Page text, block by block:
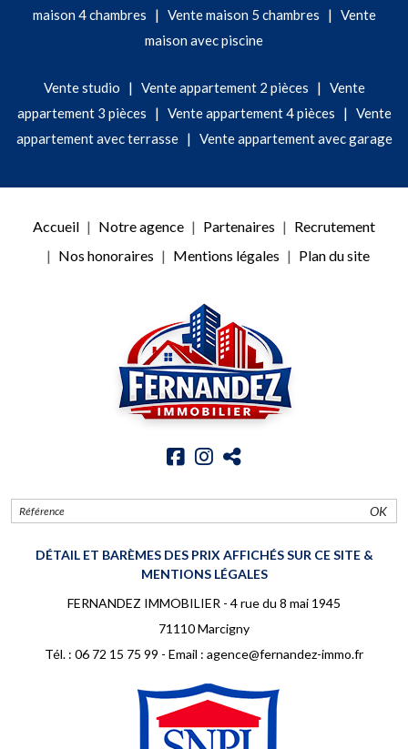
maison 4 chambres
| Vente maison 5 chambres | Vente
maison avec piscine
Vente studio | Vente appartement 2 pièces | Vente
appartement 3 pièces
| Vente appartement 4 pièces | Vente
appartement avec terrasse| Vente appartement avec garage
Accueil Notre agence Partenaires
Recrutement
Nos honoraires
Mentions légales Plan du site
OK
DÉTAIL ET BARÈMES DES PRIX AFFICHÉS SUR CE SITE &
MENTIONS LÉGALES
FERNANDEZ IMMOBILIER - 4 rue du 8 mai 1945
71110 Marcigny
Tél. : 06 72 15 75 99 - Email : agence@fernandez-immo.fr